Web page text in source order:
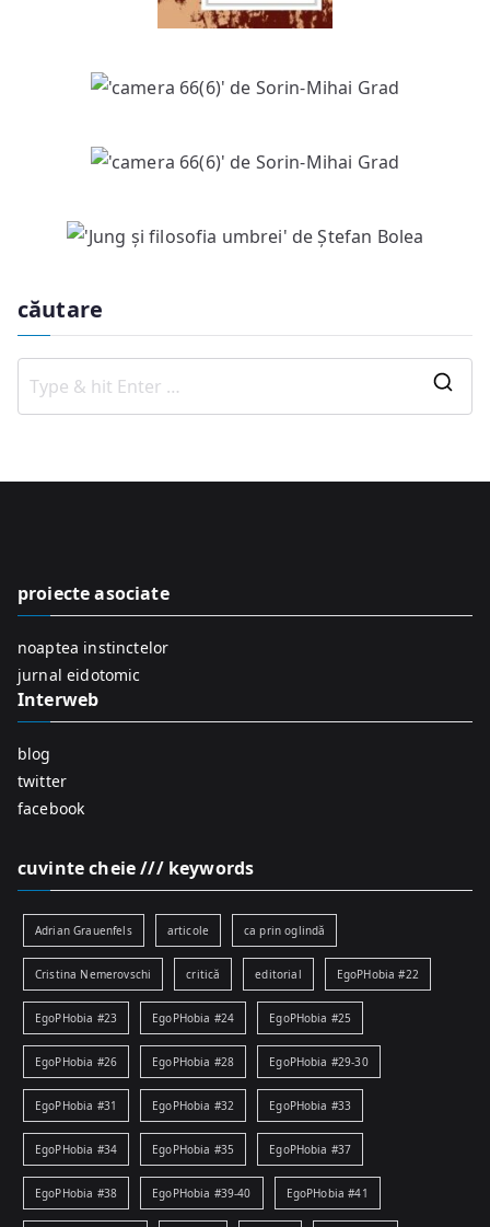
căutare
o
proiecte asociate
noaptea instinctelor
jurnal eidotomic
Interweb
blog
twitter
facebook
cuvinte cheie /// keywords
Adrian Grauenfels articole ca prin oglindă
Cristina Nemerovschi critică editorial EgoPHobia #22
EgoPHobia #23 EgoPHobia #24 EgoPHobia #25
EgoPHobia #26 EgoPHobia #28 EgoPHobia #29-30
EgoPHobia #31 EgoPHobia #32 EgoPHobia #33
EgoPHobia #34 EgoPHobia #35 EgoPHobia #37
EgoPHobia #38 EgoPHobia #39-40 EgoPHobia #41